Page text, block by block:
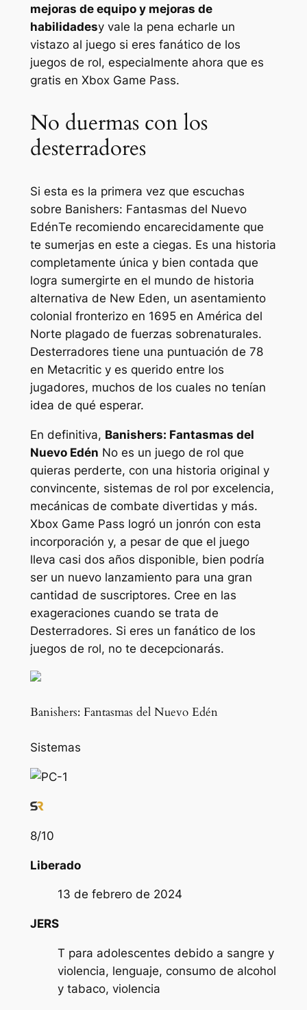
mejoras de equipo y mejoras de
habilidadesy vale la pena echarle un
vistazo al juego si eres fanático de los
juegos de rol, especialmente ahora que es
gratis en Xbox Game Pass.
No duermas con los
desterradores
Si esta es la primera vez que escuchas
sobre Banishers: Fantasmas del Nuevo
EdénTe recomiendo encarecidamente que
te sumerjas en este a ciegas. Es una historia
completamente única y bien contada que
logra sumergirte en el mundo de historia
alternativa de New Eden, un asentamiento
colonial fronterizo en 1695 en América del
Norte plagado de fuerzas sobrenaturales.
Desterradores tiene una puntuación de 78
en Metacritic y es querido entre los
jugadores, muchos de los cuales no tenían
idea de qué esperar.
En definitiva, Banishers: Fantasmas del
Nuevo Edén No es un juego de rol que
quieras perderte, con una historia original y
convincente, sistemas de rol por excelencia,
mecánicas de combate divertidas y más.
Xbox Game Pass logró un jonrón con esta
incorporación y, a pesar de que el juego
lleva casi dos años disponible, bien podría
ser un nuevo lanzamiento para una gran
cantidad de suscriptores. Cree en las
exageraciones cuando se trata de
Desterradores. Si eres un fanático de los
juegos de rol, no te decepcionarás.
Banishers: Fantasmas del Nuevo Edén
Sistemas
8/10
Liberado
13 de febrero de 2024
JERS
T para adolescentes debido a sangre y
violencia, lenguaje, consumo de alcohol
y tabaco, violencia